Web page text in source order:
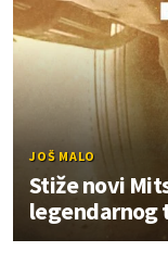
JOŠ MALO
Stiže novi
legendarnog